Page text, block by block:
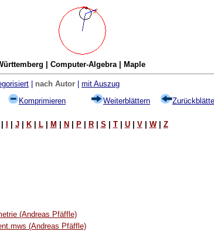
| Computer-Algebra | Maple
nach Autor
mit Auszug
Komprimieren Weiterblättern
J| K| L| M N P| R| S T| U| V| W| Z
(Andreas Pfäffle)
(Andreas Pfäffle)